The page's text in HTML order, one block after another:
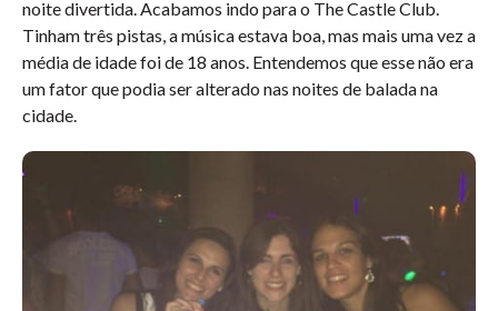
noite divertida. Acabamos indo para o The Castle Club.
Tinham três pistas, a música estava boa, mas mais uma vez a
média de idade foi de 18 anos. Entendemos que esse não era
um fator que podia ser alterado nas noites de balada na
cidade.